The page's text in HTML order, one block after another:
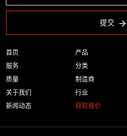
首页
服务
质量
关于我们
新闻动态
产品
分类
制造商
行业
获取报价
提交